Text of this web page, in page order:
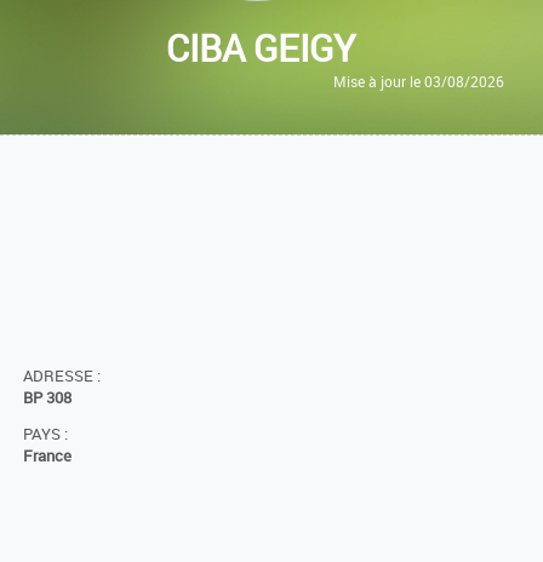
CIBA GEIGY
Mise à jour le 03/08/2026
ADRESSE :
BP 308
PAYS :
France